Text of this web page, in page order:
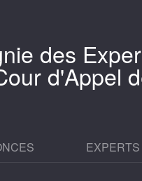
des
d'Appel
EXPERTS